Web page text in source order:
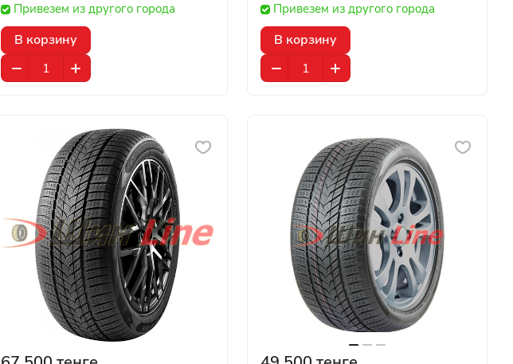
Привезем из другого города
В корзину
Привезем из другого города
В корзину